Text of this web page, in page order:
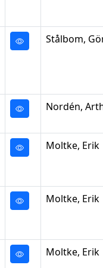
Stålbom,
Nordén,
Moltke, Erik
Moltke, Erik
Moltke, Erik